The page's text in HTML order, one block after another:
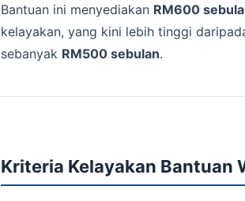
Bantuan ini menyediakan RM600
kelayakan, yang kini lebih tinggi
sebanyak RM500 sebulan.
Kriteria Kelayakan Bantuan